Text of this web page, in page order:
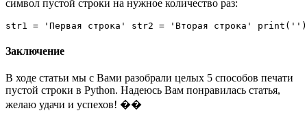
символ пустой строки на нужное количество раз:
str1 = 'Первая строка' str2 = 'Вторая строка'
Заключение
В ходе статьи мы с Вами разобрали целых 5 способов печати
пустой строки в Python. Надеюсь Вам понравилась статья,
желаю удачи и успехов! ��